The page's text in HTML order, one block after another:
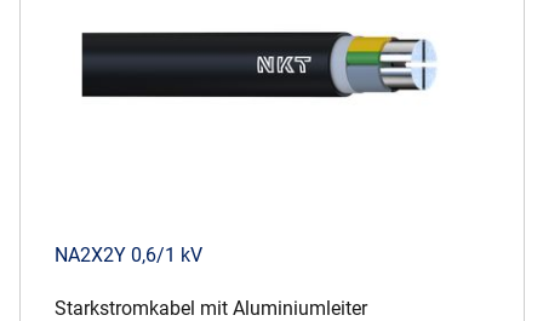
NA2X2Y 0,6/1 kV
Starkstromkabel mit Aluminiumleiter